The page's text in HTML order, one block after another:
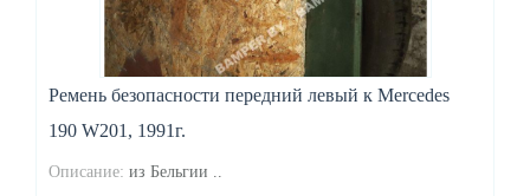
Ремень безопасности передний левый к Mercedes
190 W201, 1991г.
Описание: из Бельгии ..